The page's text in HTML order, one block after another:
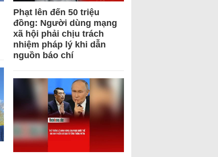
Phạt lên đến 50 triệu
đồng: Người dùng mạng
xã hội phải chịu trách
nhiệm pháp lý khi dẫn
nguồn báo chí